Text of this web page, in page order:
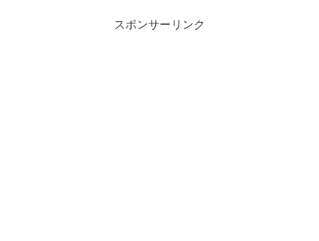
スポンサーリンク